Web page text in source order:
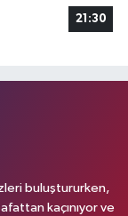
21:30
buluştururken,
kaçınıyor ve